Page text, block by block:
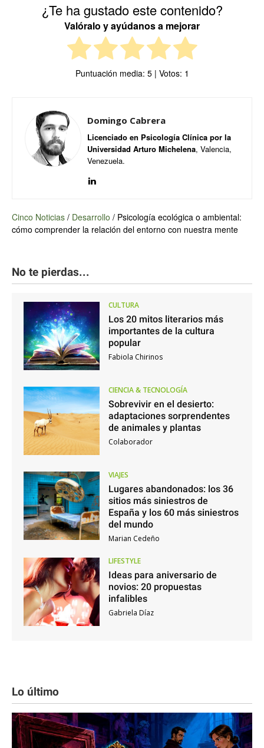
¿Te ha gustado este contenido?
Valóralo y ayúdanos a mejorar
Puntuación media: 5| Votos: 1
Domingo Cabrera
Licenciado en Psicología Clínica por la
Universidad Arturo Michelena, Valencia,
Venezuela.
Cinco Noticias / Desarrollo / Psicología ecológica o ambiental:
cómo comprender la relación del entorno con nuestra mente
No te pierdas...
CULTURA
Los 20 mitos literarios más
importantes de la cultura
popular
Fabiola Chirinos
CIENCIA & TECNOLOGÍA
Sobrevivir en el desierto:
adaptaciones sorprendentes
de animales y plantas
Colaborador
VIAJES
Lugares abandonados: los 36
sitios más siniestros de
España y los 60 más siniestros
del mundo
Marian Cedeño
LIFESTYLE
Ideas para aniversario de
novios: 20 propuestas
infalibles
Gabriela Díaz
Lo último